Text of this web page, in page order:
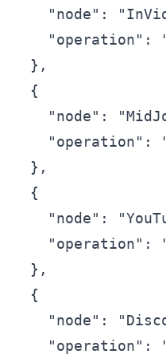
"node":
"operation":
  },
  {
"node":
"operation":
  },
  {
"node":
"operation":
  },
  {
"node":
"operation":